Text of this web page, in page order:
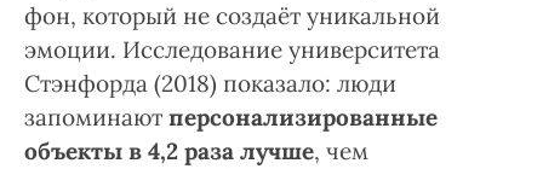
фон, который не создаёт уникальной
эмоции. Исследование университета
Стэнфорда (2018) показало: люди
запоминают персонализированные
объекты в 4,2 раза лучше, чем